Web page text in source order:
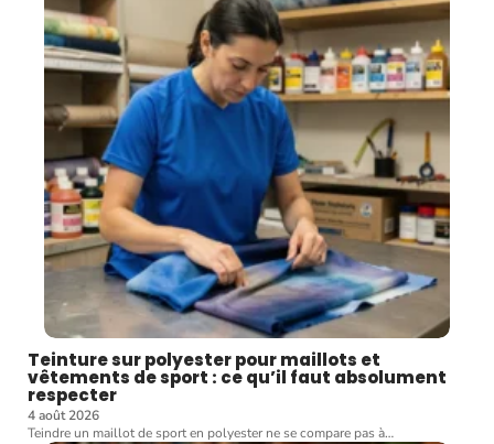
Teinture sur polyester pour maillots et
vêtements de sport : ce qu’il faut absolument
respecter
4 août 2026
Teindre un maillot de sport en polyester ne se compare pas à…